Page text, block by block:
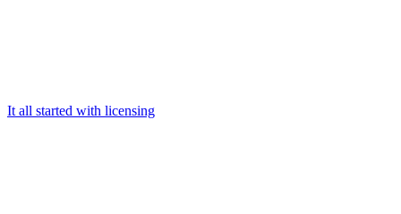
It all started with licensing